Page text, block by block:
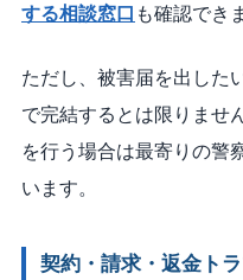
する相談窓口 も確認でき
ただし、被害届を出した
で完結するとは限りませ
を行う場合は最寄りの警
います。
契約・請求・返金ト